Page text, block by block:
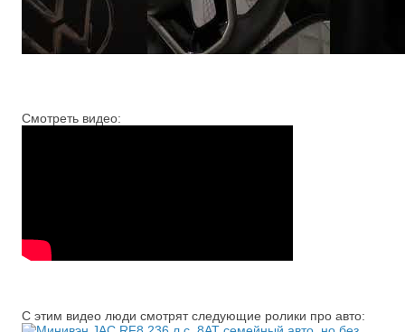
Смотреть видео:
С этим видео люди смотрят следующие ролики про авто: